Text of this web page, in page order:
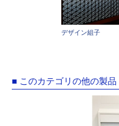
デザイン組子
■ このカテゴリの他の製品